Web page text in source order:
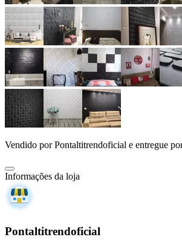
Vendido porPontaltitrendoficial e entregue
Informações da loja
Pontaltitrendoficial